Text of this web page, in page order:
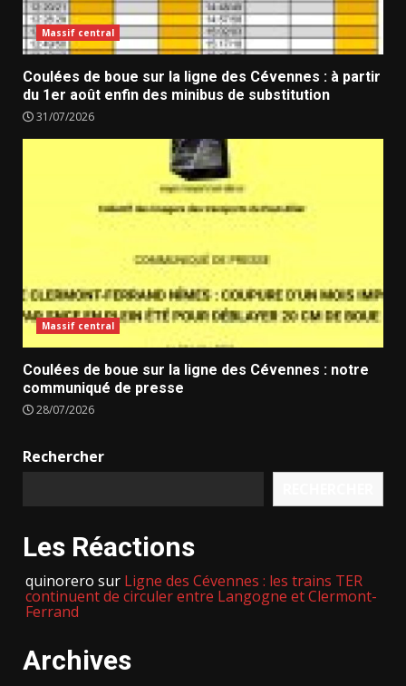
Massif central
Coulées de boue sur la ligne des Cévennes : à partir
du 1er août enfin des minibus de substitution
31/07/2026
Massif central
Coulées de boue sur la ligne des Cévennes : notre
communiqué de presse
28/07/2026
Rechercher
Les Réactions
quinorero sur Ligne des Cévennes : les trains TER
continuent de circuler entre Langogne et Clermont-
Ferrand
Archives